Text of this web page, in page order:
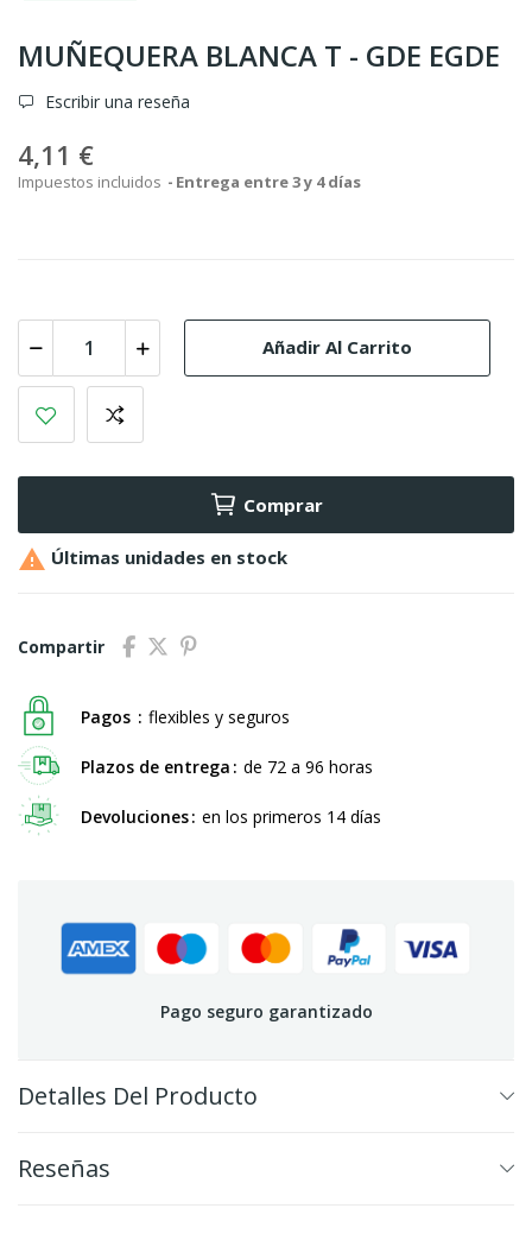
MUÑEQUERA BLANCA T - GDE EGDE
Escribir una reseña
4,11 €
Impuestos incluidos Entrega entre 3 y 4 días
Añadir Al Carrito
Comprar
 Últimas unidades en stock
Compartir
Pagos flexibles y seguros
Plazos de entrega de 72 a 96 horas
Devoluciones en los primeros 14 días
Pago seguro garantizado
Detalles Del Producto
Reseñas